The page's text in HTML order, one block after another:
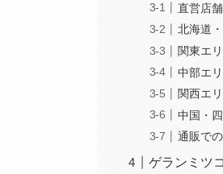
直営店舗
北海道
関東エ
中部エ
関西エ
中国・
通販で
ゲランミツ